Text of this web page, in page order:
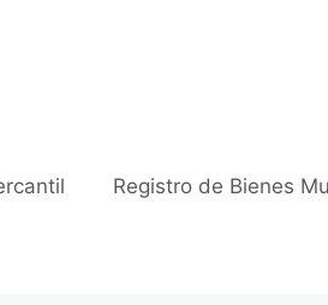
Registro de Bienes